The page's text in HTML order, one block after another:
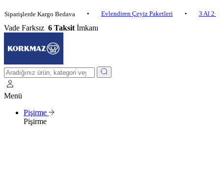
Kargo Bedava • Evlendiren Çeyiz Paketleri • 3 Al 2 Öde
Vade Farksız 6 Taksit İmkanı
Menü
Pişirme
Pişirme